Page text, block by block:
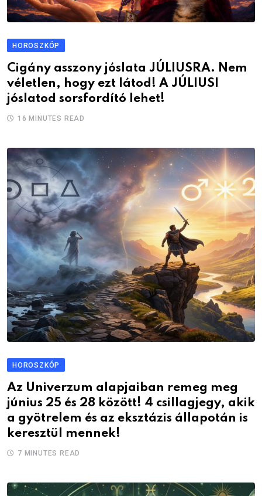
HOROSZKÓP
Cigány asszony jóslata JÚLIUSRA. Nem
véletlen, hogy ezt látod! A JÚLIUSI
jóslatod sorsfordító lehet!
16 MINUTES READ
HOROSZKÓP
Az Univerzum alapjaiban remeg meg
június 25 és 28 között! 4 csillagjegy, akik
a gyötrelem és az eksztázis állapotán is
keresztül mennek!
7 MINUTES READ